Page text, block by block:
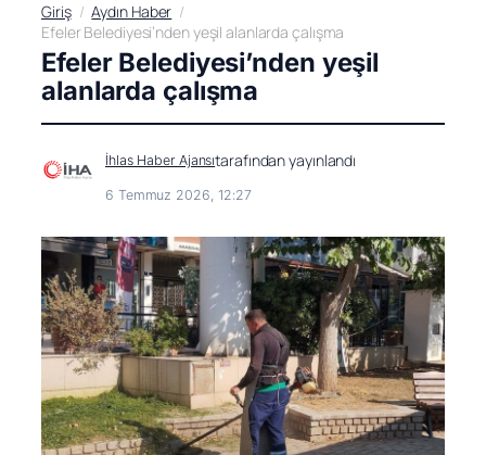
Giriş
Aydın Haber
Efeler Belediyesi’nden yeşil alanlarda çalışma
Efeler Belediyesi’nden yeşil
alanlarda çalışma
İhlas Haber Ajansıtarafından yayınlandı
6 Temmuz 2026, 12:27